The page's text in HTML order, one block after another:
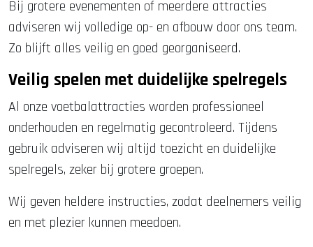
Bij grotere evenementen of meerdere attracties
adviseren wij volledige op- en afbouw door ons team.
Zo blijft alles veilig en goed georganiseerd.
Veilig spelen met duidelijke spelregels
Al onze voetbalattracties worden professioneel
onderhouden en regelmatig gecontroleerd. Tijdens
gebruik adviseren wij altijd toezicht en duidelijke
spelregels, zeker bij grotere groepen.
Wij geven heldere instructies, zodat deelnemers veilig
en met plezier kunnen meedoen.